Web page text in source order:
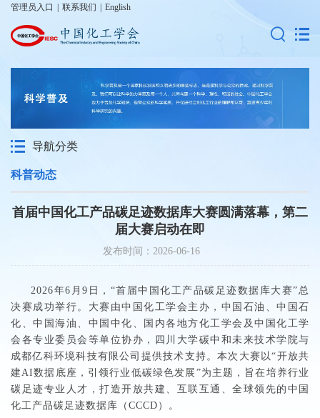
管理员入口 联系我们 English
导航分类
科普动态
首届中国化工产品碳足迹数据库大赛圆满落幕，第二
届大赛启动在即
发布时间：2026-06-16
2026年6月9日，“首届中国化工产品碳足迹数据库大赛”总
决赛成功举行。大赛由中国化工学会主办，中国石油、中国石
化、中国海油、中国中化、国内各地方化工学会及中国化工学
会各专业委员会等单位协办，四川大学碳中和未来技术学院与
成都亿科环境科技有限公司提供技术支持。本次大赛以“开放共
建AI数据底座，引领行业低碳绿色发展”为主题，旨在培养行业
碳足迹专业人才，打造开放共建、互联互通、全球领先的中国
化工产品碳足迹数据库（CCCD）。